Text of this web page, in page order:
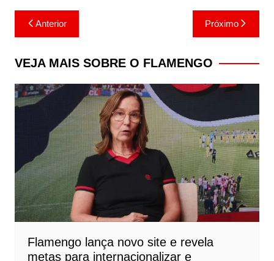
Navegação
de
Post
Anterior Próximo
VEJA MAIS SOBRE O FLAMENGO
Flamengo lança novo site e revela
metas para internacionalizar e